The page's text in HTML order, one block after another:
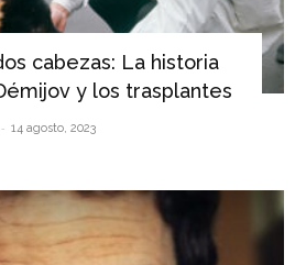
cabezas: La historia
y los trasplantes
- 14 agosto, 2023